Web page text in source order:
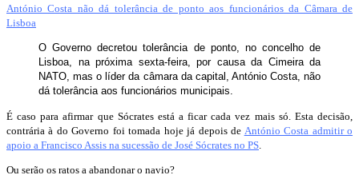
António Costa não dá tolerância de ponto aos funcionários da Câmara de
Lisboa
O Governo decretou tolerância de ponto, no concelho de
Lisboa, na próxima sexta-feira, por causa da Cimeira da
NATO, mas o líder da câmara da capital, António Costa, não
dá tolerância aos funcionários municipais.
É caso para afirmar que Sócrates está a ficar cada vez mais só. Esta decisão,
contrária à do Governo foi tomada hoje já depois de António Costa admitir o
apoio a Francisco Assis na sucessão de José Sócrates no PS
Ou serão os ratos a abandonar o navio?